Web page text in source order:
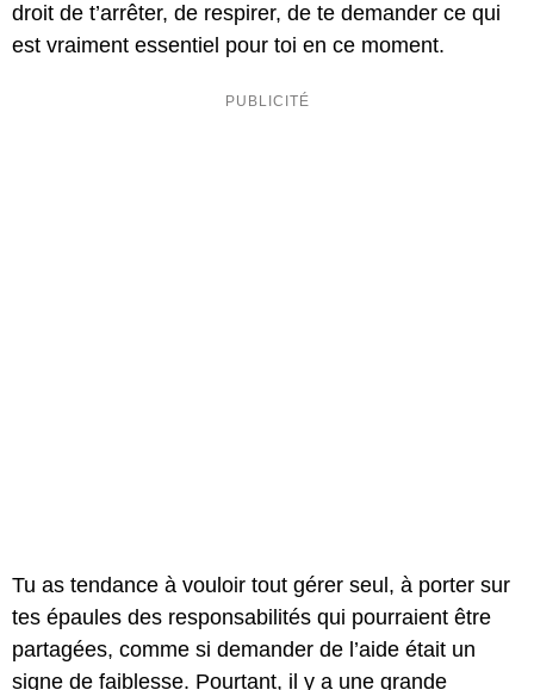
droit de t’arrêter, de respirer, de te demander ce qui
est vraiment essentiel pour toi en ce moment.
Tu as tendance à vouloir tout gérer seul, à porter sur
tes épaules des responsabilités qui pourraient être
partagées, comme si demander de l’aide était un
signe de faiblesse. Pourtant, il y a une grande